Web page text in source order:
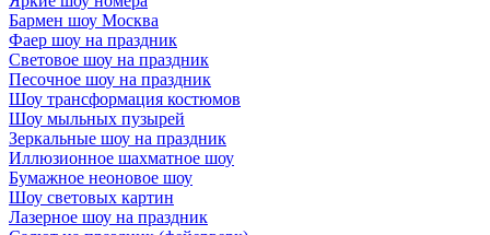
Бармен шоу Москва
Фаер шоу на праздник
Световое шоу на праздник
Песочное шоу на праздник
Шоу трансформация костюмов
Шоу мыльных пузырей
Зеркальные шоу на праздник
Иллюзионное шахматное шоу
Бумажное неоновое шоу
Шоу световых картин
Лазерное шоу на праздник